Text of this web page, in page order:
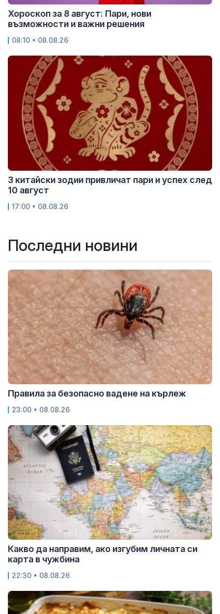
Хороскоп за 8 август: Пари, нови
възможности и важни решения
08:10 • 08.08.26
3 китайски зодии привличат пари и успех след
10 август
17:00 • 08.08.26
Последни новини
Правила за безопасно вадене на кърлеж
23:00 • 08.08.26
Какво да направим, ако изгубим личната си
карта в чужбина
22:30 • 08.08.26